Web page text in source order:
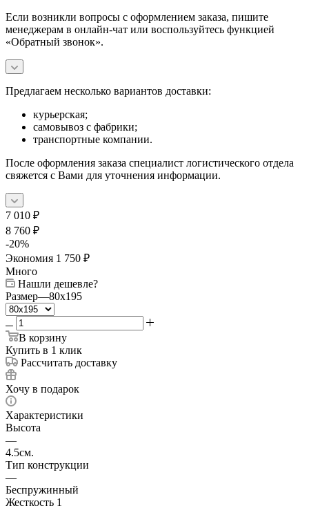
Если возникли вопросы с оформлением заказа, пишите
менеджерам в онлайн-чат или воспользуйтесь функцией
«Обратный звонок».
Предлагаем несколько вариантов доставки:
курьерская;
самовывоз с фабрики;
транспортные компании.
После оформления заказа специалист логистического отдела
свяжется с Вами для уточнения информации.
7 010 ₽
8 760 ₽
-20%
Экономия 1 750 ₽
Много
Нашли дешевле?
Размер—80x195
В корзину
Купить в 1 клик
Рассчитать доставку
Хочу в подарок
Характеристики
Высота
—
4.5см.
Тип конструкции
—
Беспружинный
Жесткость 1